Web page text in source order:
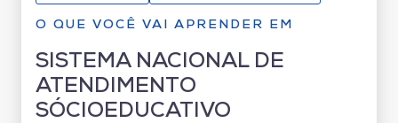
O QUE VOCÊ VAI APRENDER EM
SISTEMA NACIONAL DE
ATENDIMENTO
SÓCIOEDUCATIVO